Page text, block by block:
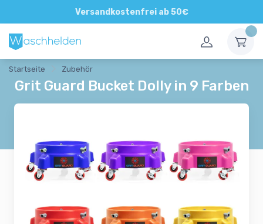
Versandkostenfrei ab 50€
Direkte und persönliche Beratung
Startseite Zubehör
Grit Guard Bucket Dolly in 9 Farben